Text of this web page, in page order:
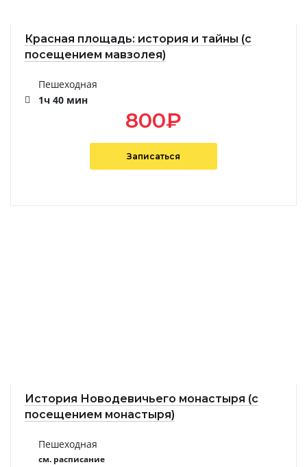
Красная площадь: история и тайны (с
посещением мавзолея)
800₽
Записаться
Пешеходная
1ч 40 мин
История Новодевичьего монастыря (с
посещением монастыря)
Пешеходная
см. расписание